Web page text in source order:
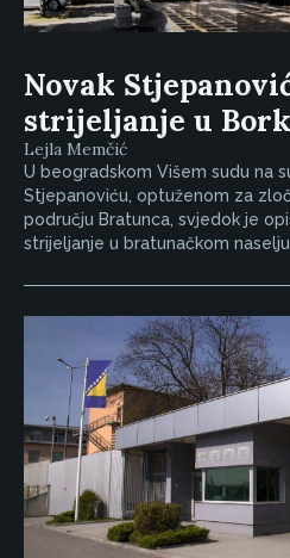
Novak
strijeljanje u
Lejla Memčić
U beogradskom Višem sudu na
Stjepanoviću, optuženom za
području Bratunca, svjedok je
strijeljanje u bratunačkom